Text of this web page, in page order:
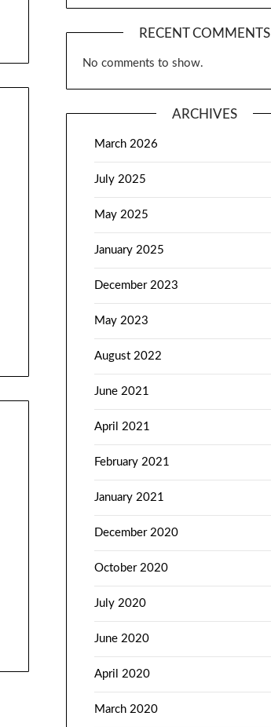
RECENT COMMENTS
No comments to show.
ARCHIVES
March 2026
July 2025
May 2025
January 2025
December 2023
May 2023
August 2022
June 2021
April 2021
February 2021
January 2021
December 2020
October 2020
July 2020
June 2020
April 2020
March 2020